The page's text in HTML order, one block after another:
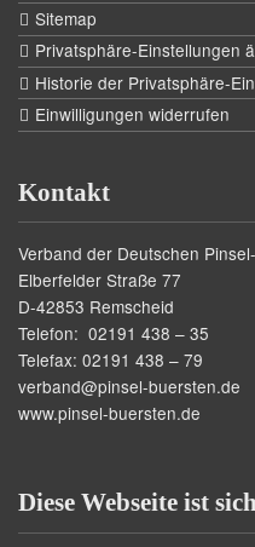
Sitemap
Privatsphäre-Einstellungen
Historie der Privatsphäre-
Einwilligungen widerrufen
Kontakt
Verband der Deutschen
Elberfelder Straße 77
D-42853 Remscheid
Telefon: 02191 438 – 35
Telefax: 02191 438 – 79
verband@pinsel-buersten.de
www.pinsel-buersten.de
Diese Webseite ist